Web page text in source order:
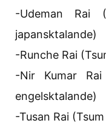
-Udeman Rai
japansktalande)
-Runche Rai
-Nir Kumar
engelsktalande)
-Tusan Rai